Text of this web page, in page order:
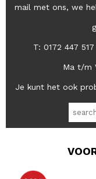
mail met ons, we
T: 0172 447
Ma t/m
Je kunt het ook